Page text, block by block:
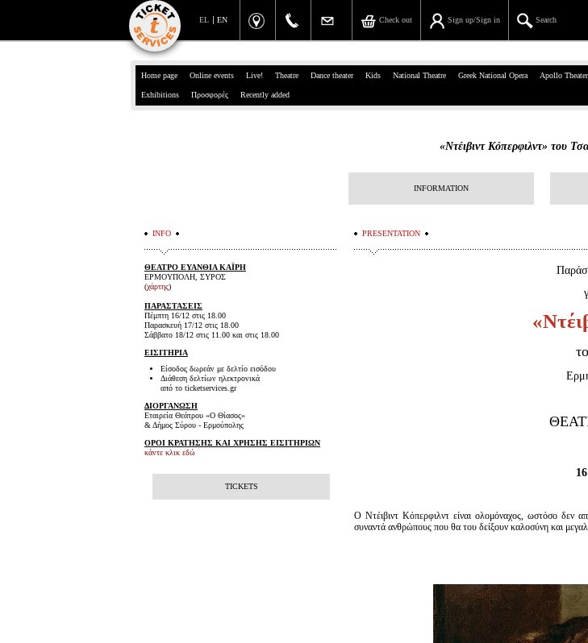
EN
EL Search
Sign up/Sign in
Check out
39, Panepistimiou Str, Athens
Home page Online events Live! Theatre Dance theater Kids National Theatre Greek National Opera Apollo
Exhibitions Προσφορές Recently added
«Ντέιβιντ Κόπερφιλντ» του
INFORMATION
PRESENTATION
Ο Ντέιβιντ Κόπερφιλντ είναι ολομόναχος, ωστόσο δεν
συναντά ανθρώπους που θα του δείξουν καλοσύνη και
INFO
ΘΕΑΤΡΟ ΕΥΑΝΘΙΑ ΚΑΪΡΗ
ΕΡΜΟΥΠΟΛΗ, ΣΥΡΟΣ
(χάρτης)
ΠΑΡΑΣΤΑΣΕΙΣ
Πέμπτη 16/12 στις 18.00
Παρασκευή 17/12 στις 18.00
Σάββατο 18/12 στις 11.00 και στις 18.00
ΕΙΣΙΤΗΡΙΑ
Είσοδος δωρεάν με δελτίο εισόδου
Διάθεση δελτίων ηλεκτρονικά
από το ticketservices.gr
ΔΙΟΡΓΑΝΩΣΗ
Εταιρεία Θεάτρου «Ο Θίασος»
& Δήμος Σύρου - Ερμούπολης
ΟΡΟΙ ΚΡΑΤΗΣΗΣ ΚΑΙ ΧΡΗΣΗΣ ΕΙΣΙΤΗΡΙΩΝ
κάντε κλικ εδώ
TICKETS